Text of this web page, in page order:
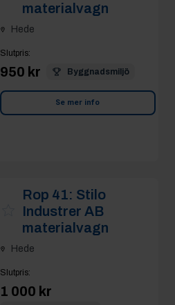
materialvagn
Hede
Slutpris:
950 kr Byggnadsmiljö
Se mer info
Rop 41: Stilo
Industrer AB
materialvagn
Hede
Slutpris:
1 000 kr